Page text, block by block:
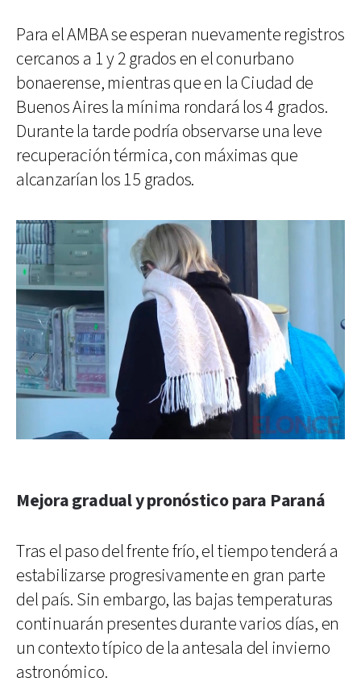
Para el AMBA se esperan nuevamente registros
cercanos a 1 y 2 grados en el conurbano
bonaerense, mientras que en la Ciudad de
Buenos Aires la mínima rondará los 4 grados.
Durante la tarde podría observarse una leve
recuperación térmica, con máximas que
alcanzarían los 15 grados.
Mejora gradual y pronóstico para Paraná
Tras el paso del frente frío, el tiempo tenderá a
estabilizarse progresivamente en gran parte
del país. Sin embargo, las bajas temperaturas
continuarán presentes durante varios días, en
un contexto típico de la antesala del invierno
astronómico.